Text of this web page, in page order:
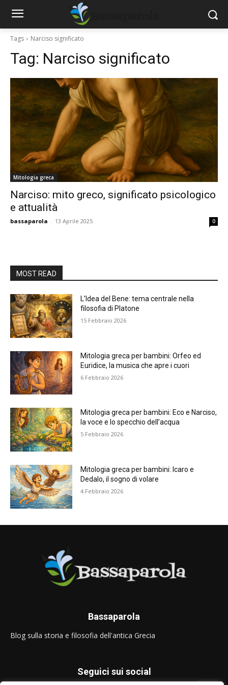
Tags Narciso significato
Tag: Narciso significato
Mitologia greca
Narciso: mito greco, significato psicologico
e attualità
bassaparola - 13 Aprile 2025 0
MOST READ
L’Idea del Bene: tema centrale nella
filosofia di Platone
15 Febbraio 2026
Mitologia greca per bambini: Orfeo ed
Euridice, la musica che apre i cuori
6 Febbraio 2026
Mitologia greca per bambini: Eco e Narciso,
la voce e lo specchio dell’acqua
5 Febbraio 2026
Mitologia greca per bambini: Icaro e
Dedalo, il sogno di volare
4 Febbraio 2026
Bassaparola
Blog sulla storia e filosofia dell'antica Grecia
Seguici sui social